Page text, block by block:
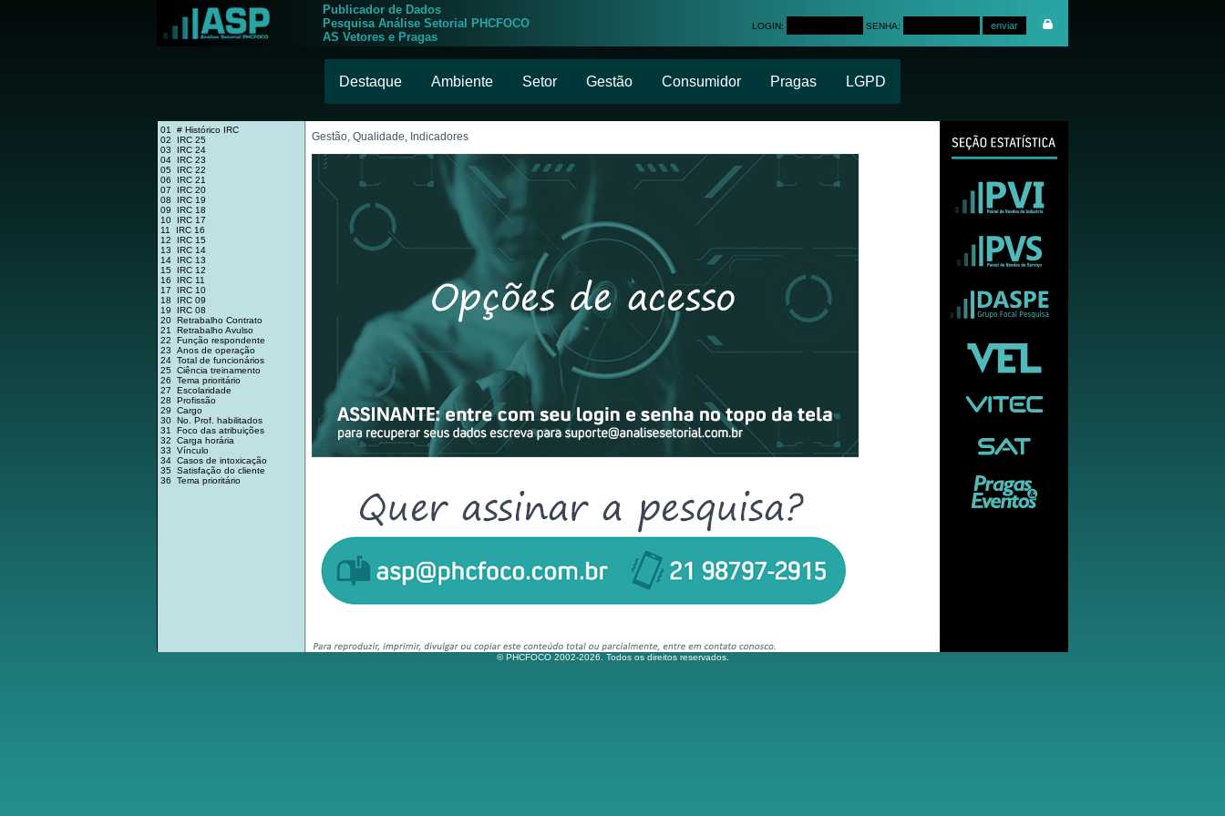
Publicador de Dados
Pesquisa Análise Setorial PHCFOCO
AS Vetores e Pragas
LOGIN: SENHA:
Destaque Ambiente Setor Gestão Consumidor Pragas LGPD
01 # Histórico IRC
02 IRC 25
03 IRC 24
04 IRC 23
05 IRC 22
06 IRC 21
07 IRC 20
08 IRC 19
09 IRC 18
10 IRC 17
11 IRC 16
12 IRC 15
13 IRC 14
14 IRC 13
15 IRC 12
16 IRC 11
17 IRC 10
18 IRC 09
19 IRC 08
20 Retrabalho Contrato
21 Retrabalho Avulso
22 Função respondente
23 Anos de operação
24 Total de funcionários
25 Ciência treinamento
26 Tema prioritário
27 Escolaridade
28 Profissão
29 Cargo
30 No. Prof. habilitados
31 Foco das atribuições
32 Carga horária
33 Vínculo
34 Casos de intoxicação
35 Satisfação do cliente
36 Tema prioritário
Gestão, Qualidade, Indicadores
© PHCFOCO 2002-2026. Todos os direitos reservados.